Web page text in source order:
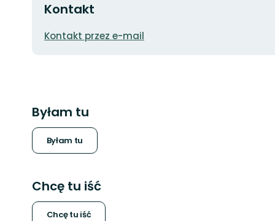
Kontakt
Adres
Kontakt przez e-mail
Byłam tu
Byłam tu
Chcę tu iść
Chcę tu iść